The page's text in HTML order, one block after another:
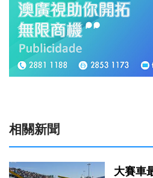
相關新聞
大賽車